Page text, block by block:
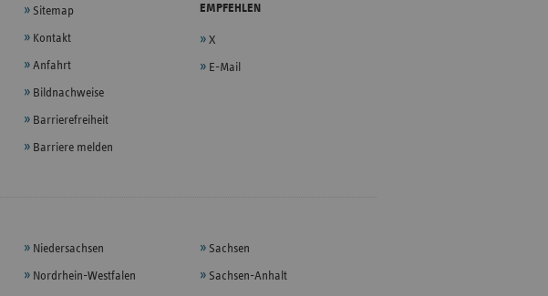
Sitemap
Kontakt
Anfahrt
Bildnachweise
Barrierefreiheit
Barriere melden
EMPFEHLEN
X
E-Mail
Niedersachsen
Nordrhein-Westfalen
Sachsen
Sachsen-Anhalt